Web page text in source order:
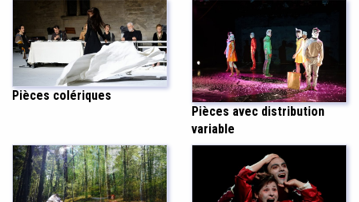
Pièces colériques
Pièces avec distribution
variable